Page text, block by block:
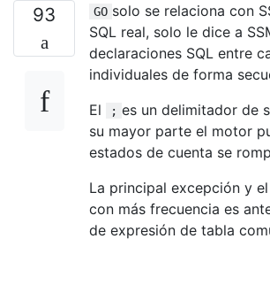
93 GO solo se relaciona con
SQL real, solo le dice a
declaraciones SQL entre
individuales de forma
El
; es un delimitador de
su mayor parte el motor
estados de cuenta se
La principal excepción y
con más frecuencia es
de expresión de tabla